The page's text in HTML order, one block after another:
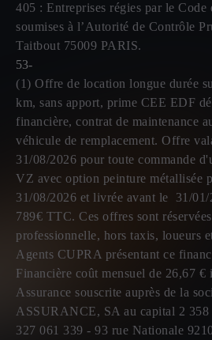
405 : Entreprises régies par le Code
soumises à l’Autorité de Contrôle
Taitbout 75009 PARIS.
53-
(1) Offre de location longue durée
km, sans apport, prime CEE EDF
financière, contrat de maintenance
véhicule de remplacement. Offre
31/08/2026 pour toute commande
VZ avec option peinture métallisée
31/08/2026 et livrée avant le 31/
789€ TTC. Ces offres sont
professionnelle, hors taxis, loueurs
Agents CUPRA présentant ce
Financière coût mensuel de 26,67 €
Assurance souscrite auprès de la
ASSURANCE, SA au capital 2 358
327 061 339 - 93 rue Nationale